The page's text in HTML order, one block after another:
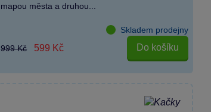
mapou města a druhou...
Skladem prodejny
999 Kč
599 Kč Do košíku